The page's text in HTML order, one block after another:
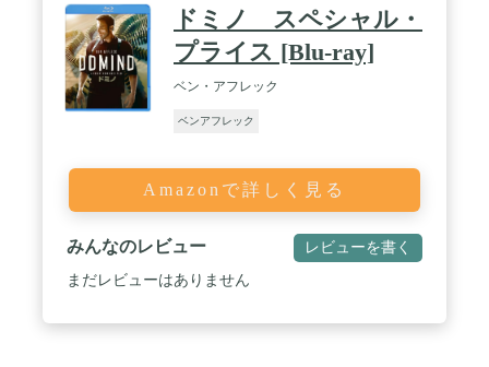
ドミノ スペシャル・
プライス [Blu-ray]
ベン・アフレック
ベンアフレック
Amazonで詳しく見る
みんなのレビュー レビューを書く
まだレビューはありません